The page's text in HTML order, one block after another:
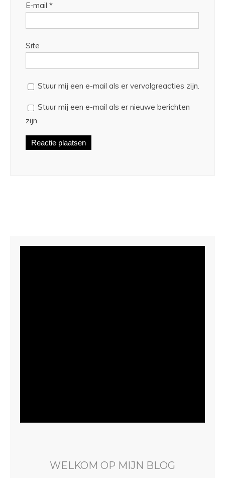
E-mail *
Site
Stuur mij een e-mail als er vervolgreacties zijn.
Stuur mij een e-mail als er nieuwe berichten
zijn.
WELKOM OP MIJN BLOG